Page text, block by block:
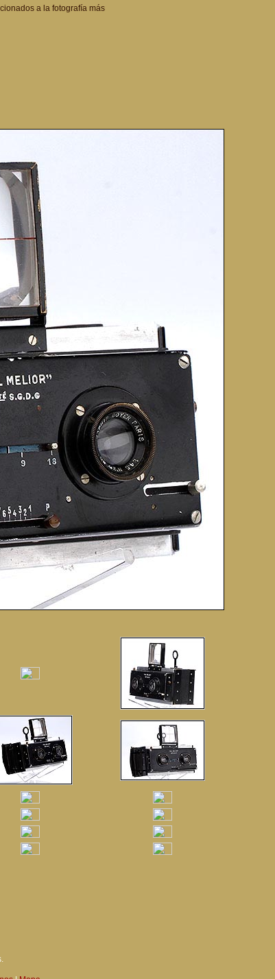
a la fotografía más